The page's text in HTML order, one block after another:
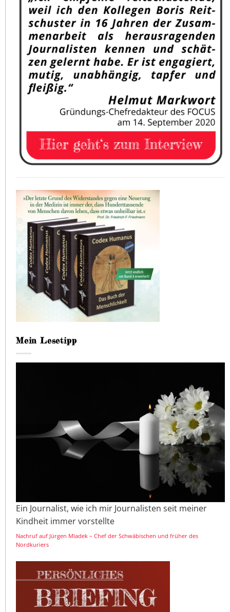
Mein Lesetipp
Ein Journalist, wie ich mir Journalisten seit meiner
Kindheit immer vorstellte
Nachruf auf Jürgen Mladek – Chef der Schwäbischen und früher des
Nordkuriers